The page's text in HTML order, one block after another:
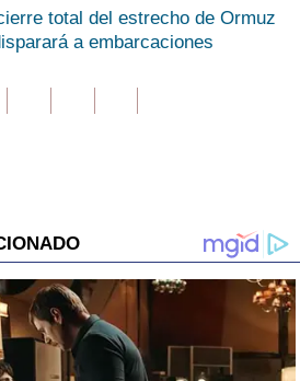
total del estrecho de Ormuz
a embarcaciones